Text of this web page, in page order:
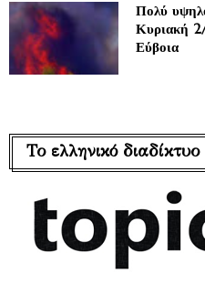
Πολύ
Κυριακή
Εύβοια
Το ελληνικό διαδίκτυο